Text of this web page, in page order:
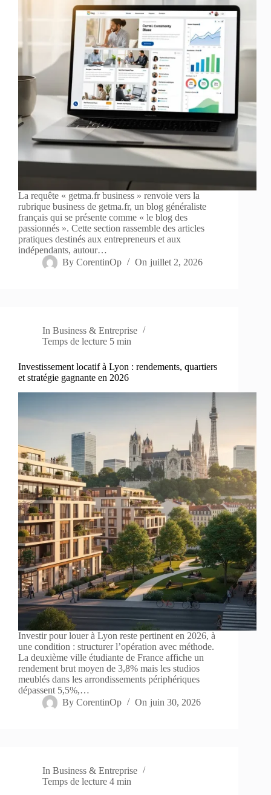
La requête « getma.fr business » renvoie vers la
rubrique business de getma.fr, un blog généraliste
français qui se présente comme « le blog des
passionnés ». Cette section rassemble des articles
pratiques destinés aux entrepreneurs et aux
indépendants, autour…
By CorentinOp On juillet 2, 2026
In Business & Entreprise
Temps de lecture 5 min
Investissement locatif à Lyon : rendements, quartiers
et stratégie gagnante en 2026
Investir pour louer à Lyon reste pertinent en 2026, à
une condition : structurer l’opération avec méthode.
La deuxième ville étudiante de France affiche un
rendement brut moyen de 3,8% mais les studios
meublés dans les arrondissements périphériques
dépassent 5,5%,…
By CorentinOp On juin 30, 2026
In Business & Entreprise
Temps de lecture 4 min